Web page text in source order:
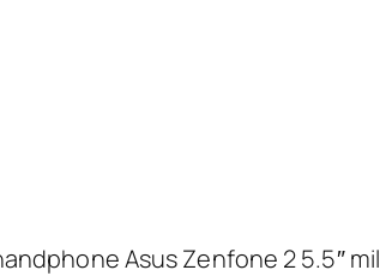
Asus Zenfone 2 5.5″